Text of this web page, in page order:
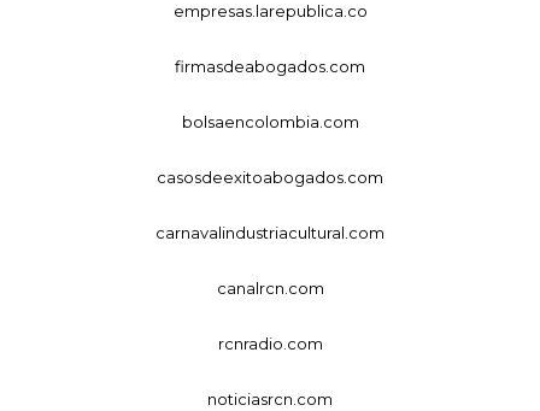
empresas.larepublica.co
firmasdeabogados.com
bolsaencolombia.com
casosdeexitoabogados.com
carnavalindustriacultural.com
canalrcn.com
rcnradio.com
noticiasrcn.com